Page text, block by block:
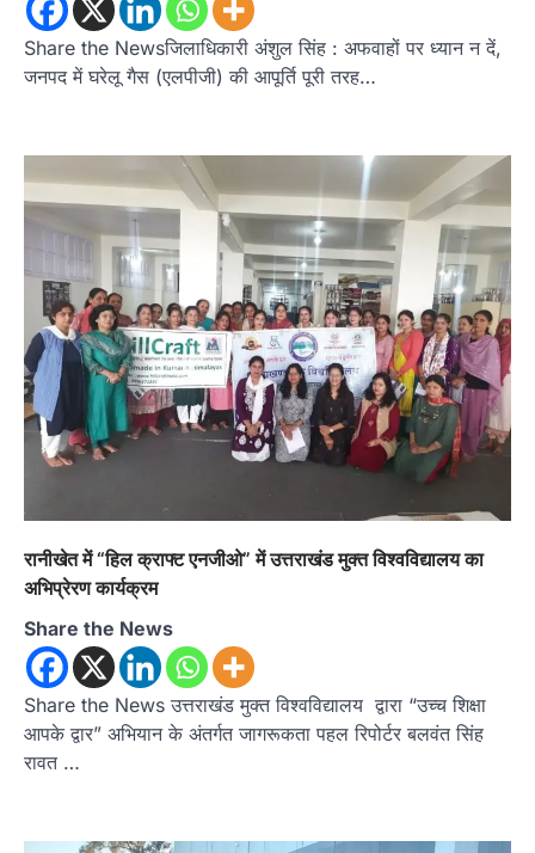
Share the Newsजिलाधिकारी अंशुल सिंह : अफवाहों पर ध्यान न दें,
जनपद में घरेलू गैस (एलपीजी) की आपूर्ति पूरी तरह…
रानीखेत में “हिल क्राफ्ट एनजीओ” में उत्तराखंड मुक्त विश्वविद्यालय का
अभिप्रेरण कार्यक्रम
Share the News
Share the News उत्तराखंड मुक्त विश्वविद्यालय द्वारा “उच्च शिक्षा
आपके द्वार” अभियान के अंतर्गत जागरूकता पहल रिपोर्टर बलवंत सिंह
रावत …
2
अल्मोड़ा उत्तराखण्ड कुमाऊं ख़बरें
पोस्टर प्रतियोगिता में दिखी राष्ट्रभक्ति और
विकसित भारत@2047 की झलक, 40
छात्र-छात्राओं ने लिया भाग
रानीखेत। अखिल भारतीय शिक्षा समागम 2026 एवं भारत
अल्मोड़ा उत्तराखण्ड
केडी बेलवाल चैरिटेबल ट्रस्ट वॉलीबॉल टूर्नामेंट
का फाइनल , वीरशिवा और सिटी मोंटेसरी स्कूल
आमने-सामने